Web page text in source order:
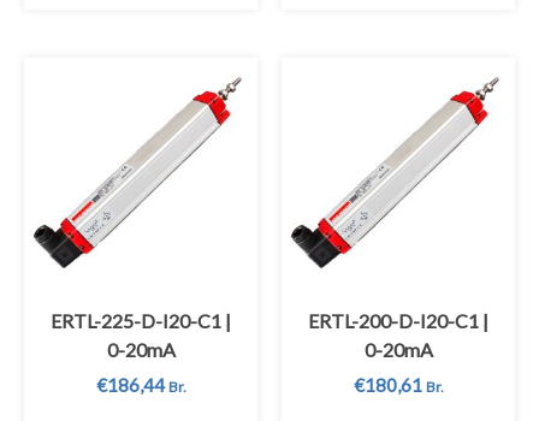
ERTL-225-D-I20-C1 |
0-20mA
€186,44 Br.
ERTL-200-D-I20-C1 |
0-20mA
€180,61 Br.